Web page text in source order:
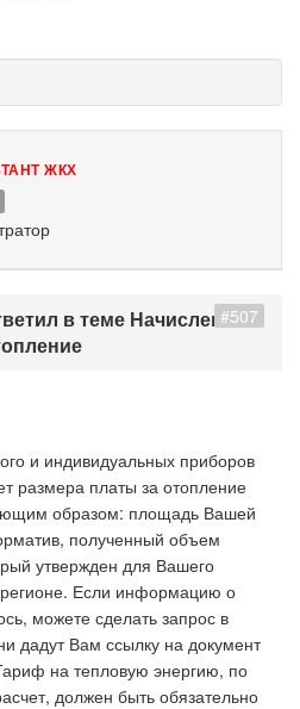
ЖКХ
#507
в теме Начисление
и индивидуальных приборов
размера платы за отопление
образом: площадь Вашей
полученный объем
утвержден для Вашего
Если информацию о
можете сделать запрос в
дадут Вам ссылку на документ
на тепловую энергию, по
должен быть обязательно